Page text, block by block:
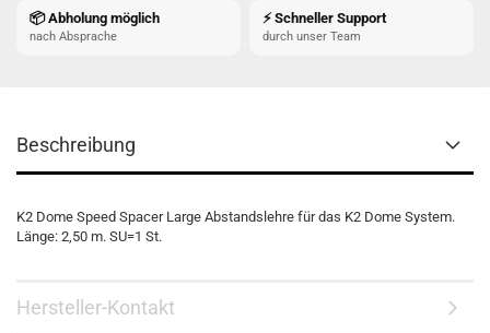
📦 Abholung möglich
nach Absprache
⚡ Schneller Support
durch unser Team
Beschreibung
K2 Dome Speed Spacer Large Abstandslehre für das K2 Dome System.
Länge: 2,50 m. SU=1 St.
Hersteller-Kontakt